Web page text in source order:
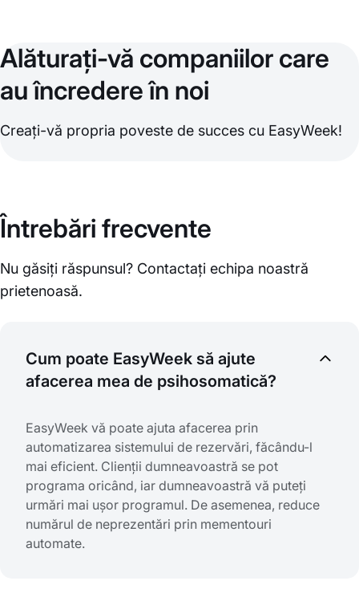
Alăturați-vă companiilor care
au încredere în noi
Creați-vă propria poveste de succes cu EasyWeek!
Întrebări frecvente
Nu găsiți răspunsul? Contactați echipa noastră
prietenoasă.
Cum poate EasyWeek să ajute
afacerea mea de psihosomatică?
EasyWeek vă poate ajuta afacerea prin
automatizarea sistemului de rezervări, făcându-l
mai eficient. Clienții dumneavoastră se pot
programa oricând, iar dumneavoastră vă puteți
urmări mai ușor programul. De asemenea, reduce
numărul de neprezentări prin mementouri
automate.